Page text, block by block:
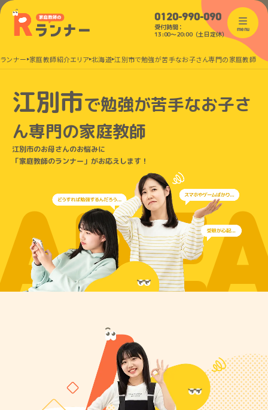
0120-990-090
受付時間：
13:00〜20:00（土日定休）
menu
ンナー 家庭教師紹介エリア 北海道 江別市で勉強が苦手なお子さん専門の家庭教師
江別市で勉強が苦手なお子さ
ん専門の家庭教師
江別市のお母さんのお悩みに
「家庭教師のランナー」がお応えします！